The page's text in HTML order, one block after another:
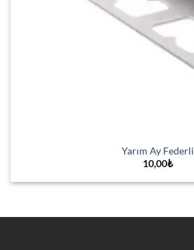
Yarım Ay Federli
10,00₺